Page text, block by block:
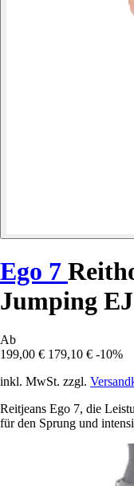
Ego 7
Jumping
Ab
199,00 € 179,10 € -10%
inkl. MwSt. zzgl.
Reitjeans Ego 7, die
für den Sprung und